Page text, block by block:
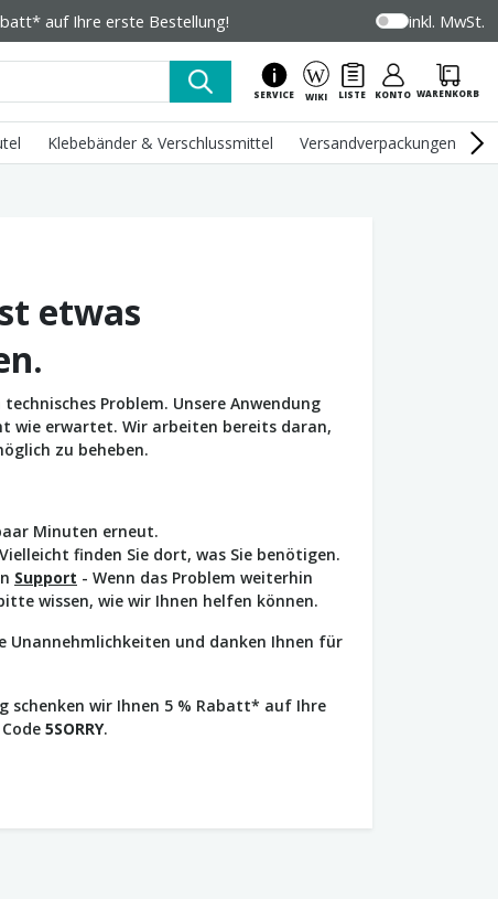
auf Ihre erste Bestellung! inkl. MwSt.
SERVICE WIKI LISTE KONTO WARENKORB
Klebebänder & Verschlussmittel Versandverpackungen
etwas
Problem. Unsere Anwendung
erwartet. Wir arbeiten bereits daran,
zu beheben.
Minuten erneut.
finden Sie dort, was Sie benötigen.
Support - Wenn das Problem weiterhin
wissen, wie wir Ihnen helfen können.
Unannehmlichkeiten und danken Ihnen für
schenken wir Ihnen 5 % Rabatt* auf Ihre
5SORRY.